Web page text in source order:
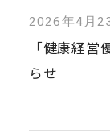
2026年4月
「健康経
らせ